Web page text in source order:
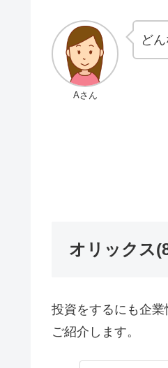
Aさん
ど
オリックス
投資をするにも企
ご紹介します。